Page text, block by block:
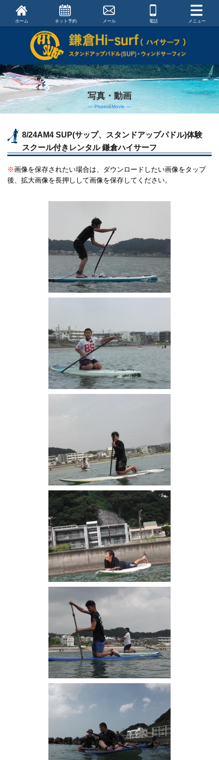
ホーム ネット予約 メール 電話 メニュー
写真・動画
― Photo&Movie ―
8/24AM4 SUP(サップ、スタンドアップパドル)体験
スクール付きレンタル 鎌倉ハイサーフ
※画像を保存されたい場合は、ダウンロードしたい画像をタップ
後、拡大画像を長押しして画像を保存してください。